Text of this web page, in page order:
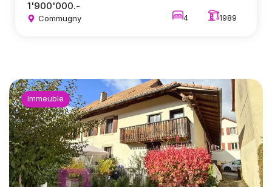
1'900'000.-
Commugny 4 1989
Immeuble